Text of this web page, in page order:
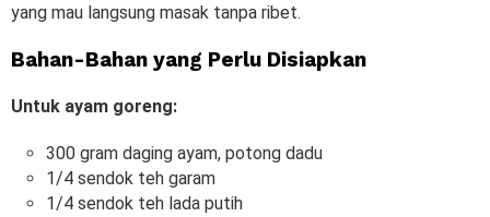
yang mau langsung masak tanpa ribet.
Bahan-Bahan yang Perlu Disiapkan
Untuk ayam goreng:
300 gram daging ayam, potong dadu
1/4 sendok teh garam
1/4 sendok teh lada putih